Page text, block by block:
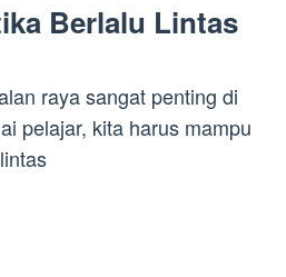
Berlalu Lintas
raya sangat penting di
pelajar, kita harus mampu